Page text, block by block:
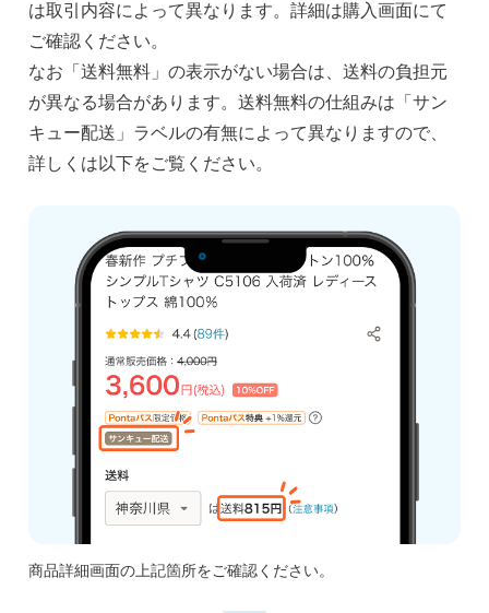
は取引内容によって異なります。詳細は購入画面にて
ご確認ください。
なお「送料無料」の表示がない場合は、送料の負担元
が異なる場合があります。送料無料の仕組みは「サン
キュー配送」ラベルの有無によって異なりますので、
詳しくは以下をご覧ください。
商品詳細画面の上記箇所をご確認ください。